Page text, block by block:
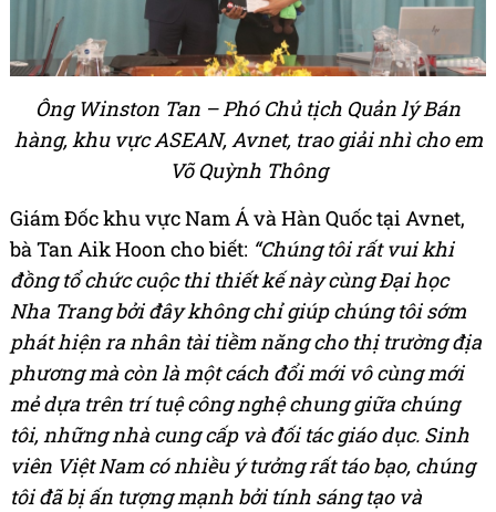
Ông Winston Tan – Phó Chủ tịch Quản lý Bán
hàng, khu vực ASEAN, Avnet, trao giải nhì cho em
Võ Quỳnh Thông
Giám Đốc khu vực Nam Á và Hàn Quốc tại Avnet,
bà Tan Aik Hoon cho biết: “Chúng tôi rất vui khi
đồng tổ chức cuộc thi thiết kế này cùng Đại học
Nha Trang bởi đây không chỉ giúp chúng tôi sớm
phát hiện ra nhân tài tiềm năng cho thị trường địa
phương mà còn là một cách đổi mới vô cùng mới
mẻ dựa trên trí tuệ công nghệ chung giữa chúng
tôi, những nhà cung cấp và đối tác giáo dục. Sinh
viên Việt Nam có nhiều ý tưởng rất táo bạo, chúng
tôi đã bị ấn tượng mạnh bởi tính sáng tạo và